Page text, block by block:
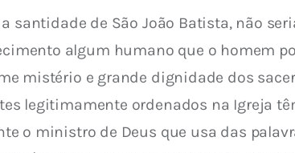
santidade de São João Batista, não
algum humano que o homem
mistério e grande dignidade dos
legitimamente ordenados na Igreja
o ministro de Deus que usa das